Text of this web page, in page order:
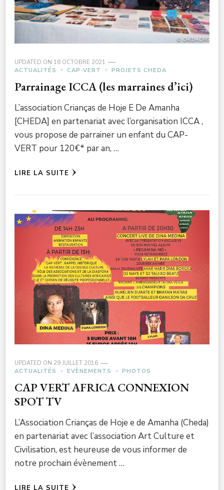
UPDATED ON 18 OCTOBRE 2021
ACTUALITÉS
CAP-VERT PROJETS CHEDA
Parrainage ICCA (les marraines d’ici)
L’association Crianças de Hoje E De Amanha
[CHEDA] en partenariat avec l’organisation ICCA ,
vous propose de parrainer un enfant du CAP-
VERT pour 120€* par an, …
LIRE LA SUITE
UPDATED ON 29 JUILLET 2016
ACTUALITÉS
EVÈNEMENTS PHOTOS
CAP VERT AFRICA CONNEXION
SPOT TV
L’Association Crianças de Hoje e de Amanha (Cheda)
en partenariat avec l’association Art Culture et
Civilisation, est heureuse de vous informer de
notre prochain évènement …
LIRE LA SUITE